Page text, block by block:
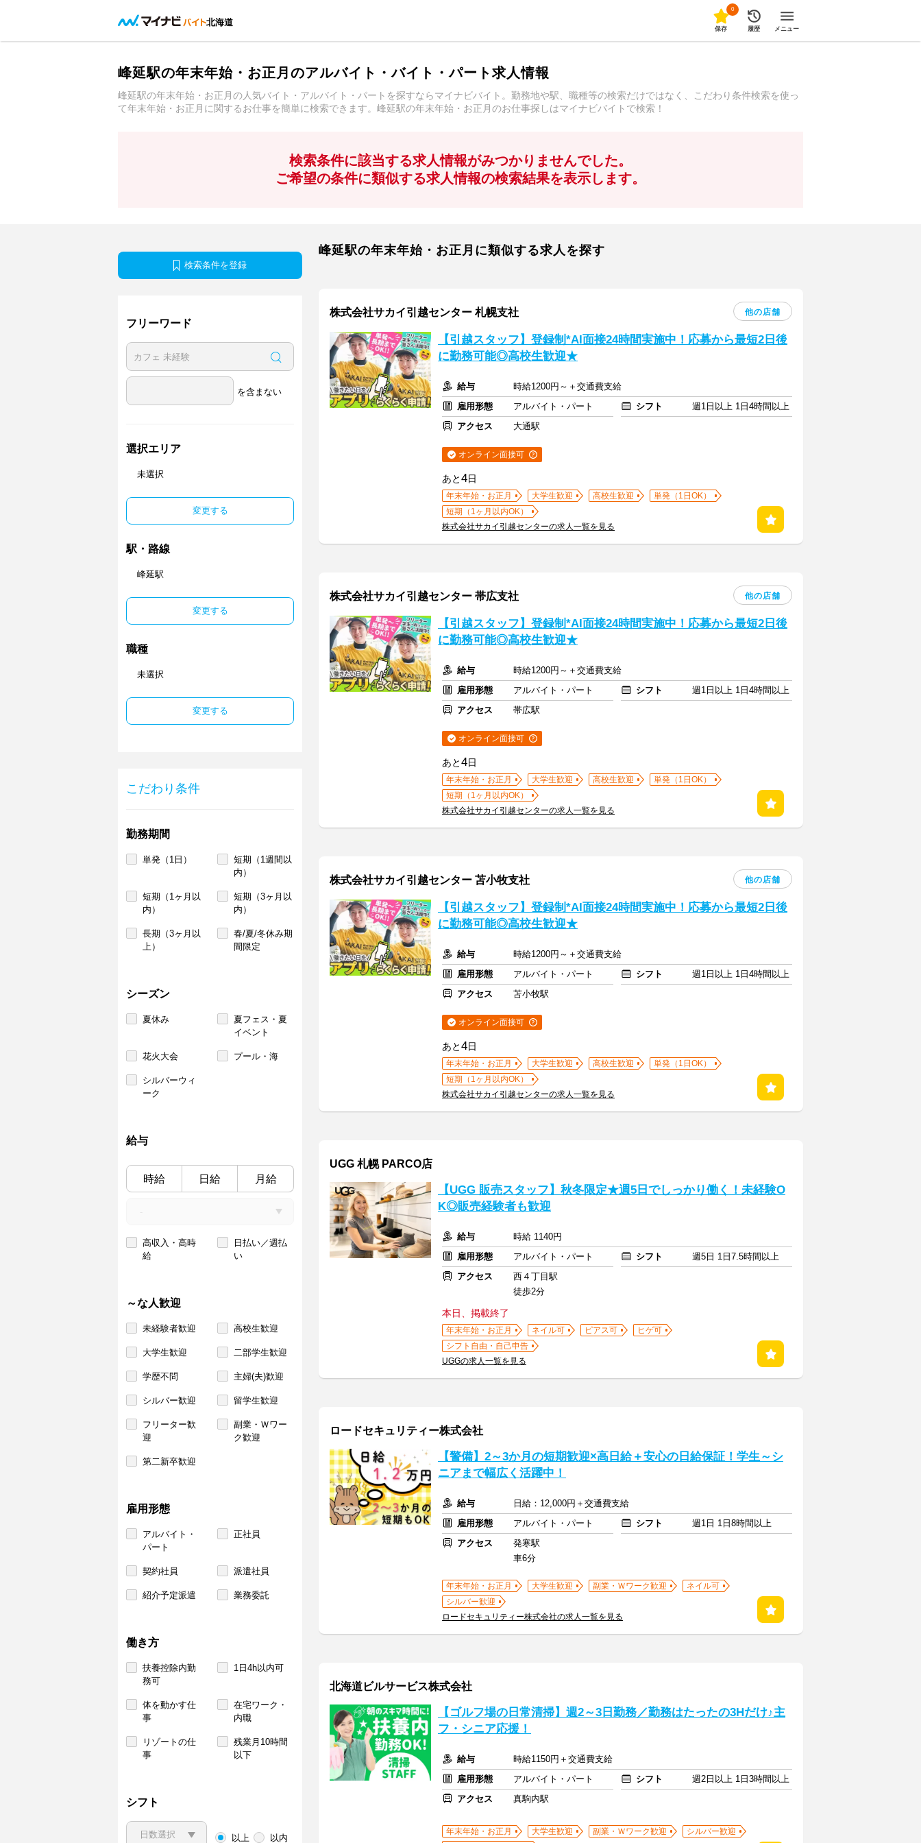
北海道
0
保存 履歴 メニュー
峰延駅の年末年始・お正月のアルバイト・バイト・パート求人情報
峰延駅の年末年始・お正月の人気バイト・アルバイト・パートを探すならマイナビバイト。勤務地や駅、職種等の検索だけではなく、こだわり条件検索を使っ
て年末年始・お正月に関するお仕事を簡単に検索できます。峰延駅の年末年始・お正月のお仕事探しはマイナビバイトで検索！
検索条件に該当する求人情報がみつかりませんでした。
ご希望の条件に類似する求人情報の検索結果を表示します。
検索条件を登録
フリーワード
を含まない
選択エリア
未選択
変更する
駅・路線
峰延駅
変更する
職種
未選択
変更する
こだわり条件
勤務期間
単発（1日）
短期（1週間以
内）
短期（1ヶ月以
内）
短期（3ヶ月以
内）
長期（3ヶ月以
上）
春/夏/冬休み期
間限定
シーズン
夏休み
夏フェス・夏
イベント
花火大会 プール・海
シルバーウィ
ーク
給与
時給 日給 月給
高収入・高時
給
日払い／週払
い
～な人歓迎
未経験者歓迎 高校生歓迎
大学生歓迎 二部学生歓迎
学歴不問 主婦(夫)歓迎
シルバー歓迎 留学生歓迎
フリーター歓
迎
副業・Ｗワー
ク歓迎
第二新卒歓迎
雇用形態
アルバイト・
パート
正社員
契約社員 派遣社員
紹介予定派遣 業務委託
働き方
扶養控除内勤
務可
1日4h以内可
体を動かす仕
事
在宅ワーク・
内職
リゾートの仕
事
残業月10時間
以下
シフト
以上 以内
峰延駅の年末年始・お正月に類似する求人を探す
株式会社サカイ引越センター 札幌支社 他の店舗
【引越スタッフ】登録制*AI面接24時間実施中！応募から最短2日後
に勤務可能◎高校生歓迎★
給与
時給1200円～＋交通費支給
雇用形態
アルバイト・パート シフト
週1日以上 1日4時間以上
アクセス
大通駅
オンライン面接可
あと4日
年末年始・お正月 大学生歓迎 高校生歓迎
単発（1日OK）
短期（1ヶ月以内OK）
株式会社サカイ引越センターの求人一覧を見る
株式会社サカイ引越センター 帯広支社 他の店舗
【引越スタッフ】登録制*AI面接24時間実施中！応募から最短2日後
に勤務可能◎高校生歓迎★
給与
時給1200円～＋交通費支給
雇用形態
アルバイト・パート シフト
週1日以上 1日4時間以上
アクセス
帯広駅
オンライン面接可
あと4日
年末年始・お正月 大学生歓迎 高校生歓迎
単発（1日OK）
短期（1ヶ月以内OK）
株式会社サカイ引越センターの求人一覧を見る
株式会社サカイ引越センター 苫小牧支社 他の店舗
【引越スタッフ】登録制*AI面接24時間実施中！応募から最短2日後
に勤務可能◎高校生歓迎★
給与
時給1200円～＋交通費支給
雇用形態
アルバイト・パート シフト
週1日以上 1日4時間以上
アクセス
苫小牧駅
オンライン面接可
あと4日
年末年始・お正月 大学生歓迎 高校生歓迎
単発（1日OK）
短期（1ヶ月以内OK）
株式会社サカイ引越センターの求人一覧を見る
UGG 札幌 PARCO店
【UGG 販売スタッフ】秋冬限定★週5日でしっかり働く！未経験O
K◎販売経験者も歓迎
給与
時給 1140円
雇用形態
アルバイト・パート シフト
週5日 1日7.5時間以上
アクセス
西４丁目駅
徒歩2分
本日、掲載終了
年末年始・お正月 ネイル可 ピアス可
ヒゲ可
シフト自由・自己申告
UGGの求人一覧を見る
ロードセキュリティー株式会社
【警備】2～3か月の短期歓迎×高日給＋安心の日給保証！学生～シ
ニアまで幅広く活躍中！
給与
日給：12,000円＋交通費支給
雇用形態
アルバイト・パート シフト
週1日 1日8時間以上
アクセス
発寒駅
車6分
年末年始・お正月 大学生歓迎 副業・Ｗワーク歓迎
ネイル可
シルバー歓迎
ロードセキュリティー株式会社の求人一覧を見る
北海道ビルサービス株式会社
【ゴルフ場の日常清掃】週2～3日勤務／勤務はたったの3Hだけ♪主
フ・シニア応援！
給与
時給1150円＋交通費支給
雇用形態
アルバイト・パート シフト
週2日以上 1日3時間以上
アクセス
真駒内駅
年末年始・お正月 大学生歓迎 副業・Ｗワーク歓迎
シルバー歓迎